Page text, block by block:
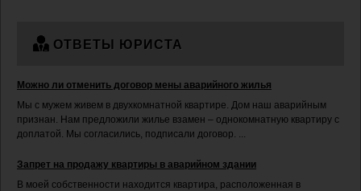
ОТВЕТЫ ЮРИСТА
Можно ли отменить договор мены аварийного жилья
Мы с мужем живем в двухкомнатной квартире. Дом наш аварийным
признан. Нам предложили жилье взамен – однокомнатную квартиру с
доплатой. Мы согласились, подписали договор. ...
Запрет на продажу квартиры в аварийном здании
В моей собственности находится квартира, расположенная в